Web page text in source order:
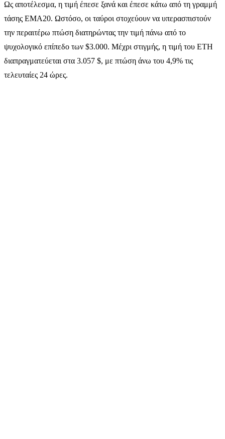
Ως αποτέλεσμα, η τιμή έπεσε ξανά και έπεσε κάτω από τη γραμμή
τάσης EMA20. Ωστόσο, οι ταύροι στοχεύουν να υπερασπιστούν
την περαιτέρω πτώση διατηρώντας την τιμή πάνω από το
ψυχολογικό επίπεδο των $3.000. Μέχρι στιγμής, η τιμή του ETH
διαπραγματεύεται στα 3.057 $, με πτώση άνω του 4,9% τις
τελευταίες 24 ώρες.